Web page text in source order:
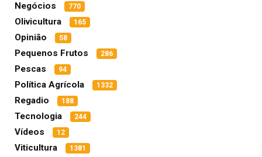
Negócios 770
Olivicultura 165
Opinião 58
Pequenos Frutos 286
Pescas 94
Política Agrícola 1332
Regadio 188
Tecnologia 244
Vídeos 12
Viticultura 1381